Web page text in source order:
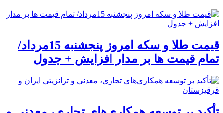
قیمت طلا و سکه امروز پنجشنبه 15مرداد/
تمام قیمت ها بر مدار افزایش + جدول